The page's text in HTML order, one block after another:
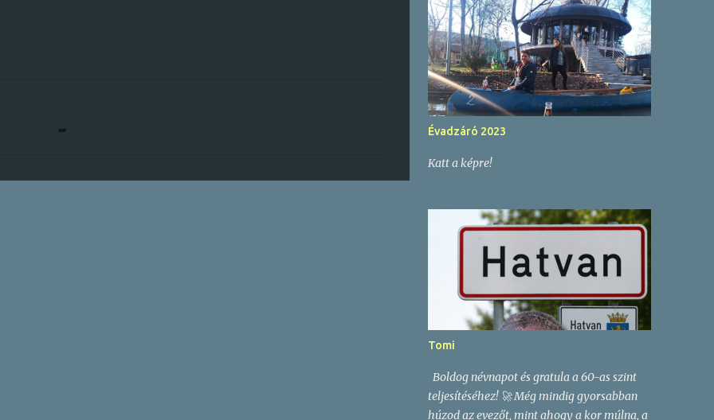
Évadzáró 2023
Katt a képre!
Tomi
Boldog névnapot és gratula a 60-as szint
teljesítéséhez! 🚀 Még mindig gyorsabban
húzod az evezőt, mint ahogy a kor múlna, a